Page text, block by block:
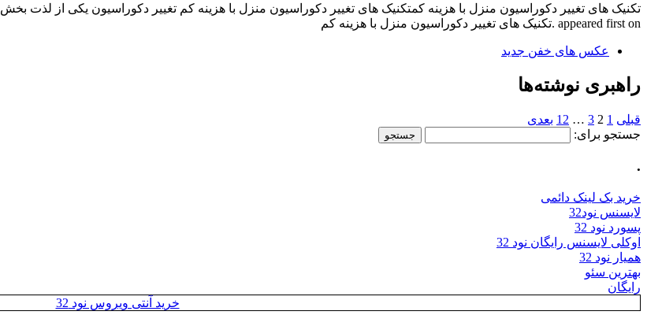
appeared first on .تکنیک های تغییر دکوراسیون منزل با هزینه کم
عکس های خفن جدید
راهبری نوشته‌ها
قبلی 1
2
3
…
12 بعدی
جستجو برای:
.
خرید بک لینک دائمی
لایسنس نود32
پسورد نود 32
اوکلی لایسنس رایگان نود 32
همیار نود 32
بهترین سئو
رایگان
خرید آنتی ویروس نود 32